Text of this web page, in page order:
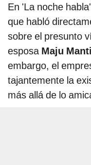
En 'La noche
que habló
sobre el presunto
esposa Maju
embargo, el
tajantemente la
más allá de lo